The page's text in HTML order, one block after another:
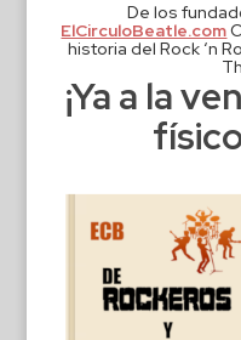
De los
ElCirculoBeatle.com
historia del Rock ‘n
¡Ya a la